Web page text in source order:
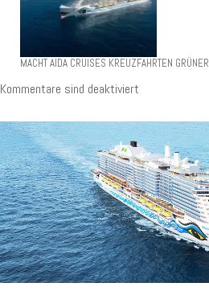
MACHT AIDA CRUISES KREUZFAHRTEN GRÜNER
Kommentare sind deaktiviert